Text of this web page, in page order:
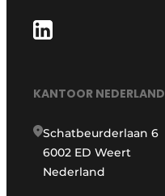
KANTOOR NEDERLAND
Schatbeurderlaan 6
6002 ED Weert
Nederland